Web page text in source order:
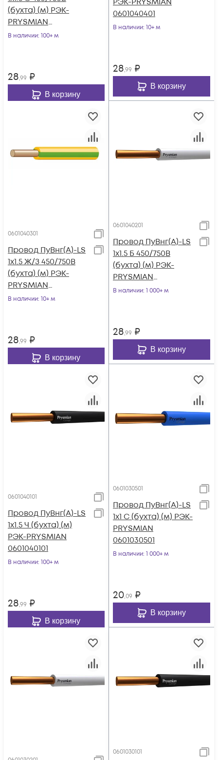
(бухта) (м) РЭК-
PRYSMIAN
0601040501
В наличии: 100+ м
28,99 ₽
В корзину
0601040401
В наличии: 10+ м
28,99 ₽
В корзину
0601040301
Провод ПуВнг(А)-LS
1х1.5 Ж/З 450/750В
(бухта) (м) РЭК-
PRYSMIAN
0601040301
В наличии: 10+ м
28,99 ₽
В корзину
0601040201
Провод ПуВнг(А)-LS
1х1.5 Б 450/750В
(бухта) (м) РЭК-
PRYSMIAN
0601040201
В наличии: 1 000+ м
28,99 ₽
В корзину
0601040101
Провод ПуВнг(А)-LS
1х1.5 Ч (бухта) (м)
РЭК-PRYSMIAN
0601040101
В наличии: 100+ м
28,99 ₽
В корзину
0601030501
Провод ПуВнг(А)-LS
1х1 С (бухта) (м) РЭК-
PRYSMIAN
0601030501
В наличии: 1 000+ м
20,09 ₽
В корзину
0601030101